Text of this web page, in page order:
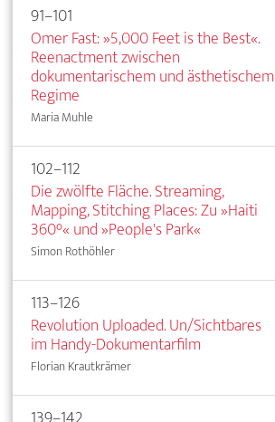
91–101
Omer Fast: »5,000 Feet is the Best«.
Reenactment zwischen
dokumentarischem und ästhetischem
Regime
Maria Muhle
102–112
Die zwölfte Fläche. Streaming,
Mapping, Stitching Places: Zu »Haiti
360°« und »People's Park«
Simon Rothöhler
113–126
Revolution Uploaded. Un/Sichtbares
im Handy-Dokumentarfilm
Florian Krautkrämer